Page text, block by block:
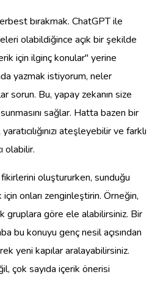
bırakmak. ChatGPT ile
olabildiğince açık bir şekilde
için ilginç konular" yerine
yazmak istiyorum, neler
sorun. Bu, yapay zekanın size
sağlar. Hatta bazen bir
ateşleyebilir ve farklı
olabilir.
fikirlerini oluştururken, sunduğu
onları zenginleştirin. Örneğin,
gruplara göre ele alabilirsiniz. Bir
bu konuyu genç nesil açısından
yeni kapılar aralayabilirsiniz.
çok sayıda içerik önerisi